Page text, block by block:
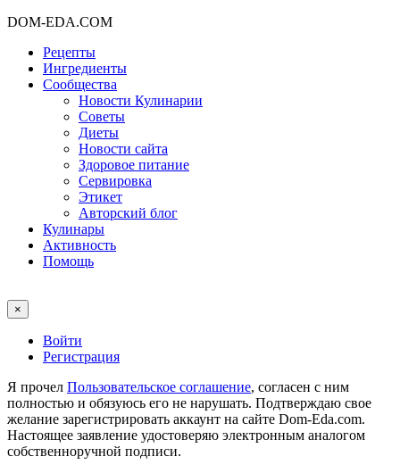
DOM-EDA.COM
Рецепты
Ингредиенты
Сообщества
Новости Кулинарии
Советы
Диеты
Новости сайта
Здоровое питание
Сервировка
Этикет
Авторский блог
Кулинары
Активность
Помощь
×
Войти
Регистрация
Я прочел Пользовательское соглашение, согласен с ним
полностью и обязуюсь его не нарушать. Подтверждаю свое
желание зарегистрировать аккаунт на сайте Dom-Eda.com.
Настоящее заявление удостоверяю электронным аналогом
собственноручной подписи.